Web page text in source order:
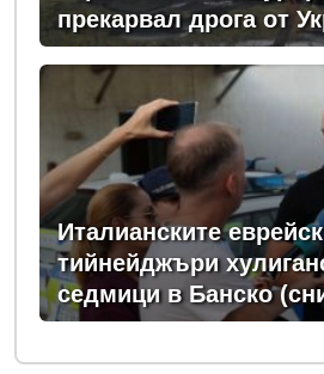
прекарвал дрога от
ЕС
Италианските
тийнейджъри
седмици в Банско